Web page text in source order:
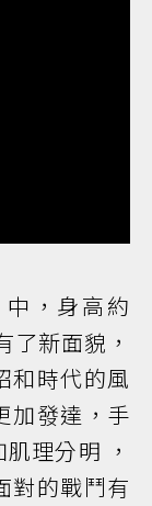
，身高約
新面貌，
和時代的風
加發達，手
理分明 ，
對的戰鬥有